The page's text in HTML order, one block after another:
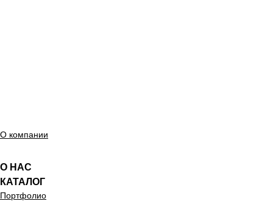
О компании
О НАС
КАТАЛОГ
Портфолио